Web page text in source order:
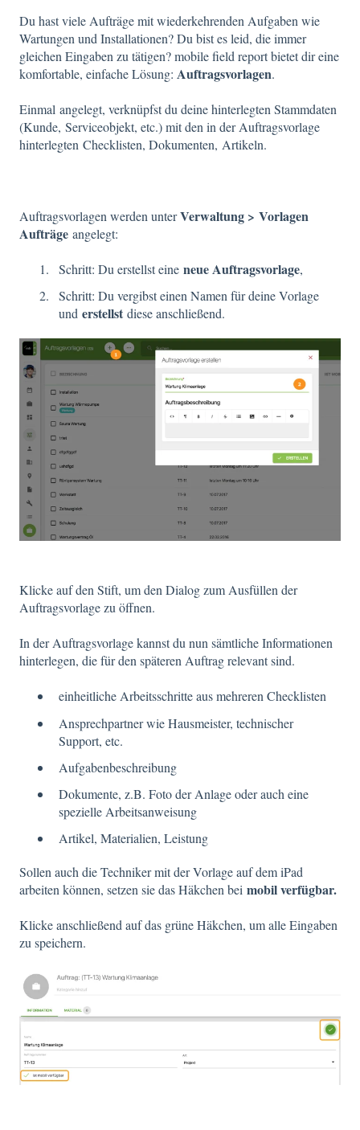
Du hast viele Aufträge mit wiederkehrenden Aufgaben wie
Wartungen und Installationen? Du bist es leid, die immer
gleichen Eingaben zu tätigen? mobile field report bietet dir eine
komfortable, einfache Lösung: Auftragsvorlagen.
Einmal angelegt, verknüpfst du deine hinterlegten Stammdaten
(Kunde, Serviceobjekt, etc.) mit den in der Auftragsvorlage
hinterlegten Checklisten, Dokumenten, Artikeln.
Auftragsvorlagen werden unterVerwaltung > Vorlagen
Aufträge angelegt:
Schritt: Du erstellst eine neue Auftragsvorlage,
Schritt: Du vergibst einen Namen für deine Vorlage
und erstellst diese anschließend.
Klicke auf den Stift, um den Dialog zum Ausfüllen der
Auftragsvorlage zu öffnen.
In der Auftragsvorlage kannst du nun sämtliche Informationen
hinterlegen, die für den späteren Auftrag relevant sind.
einheitliche Arbeitsschritte aus mehreren Checklisten
Ansprechpartner wie Hausmeister, technischer
Support, etc.
Aufgabenbeschreibung
Dokumente, z.B. Foto der Anlage oder auch eine
spezielle Arbeitsanweisung
Artikel, Materialien, Leistung
Sollen auch die Techniker mit der Vorlage auf dem iPad
arbeiten können, setzen sie das Häkchen bei mobil verfügbar.
Klicke anschließend auf das grüne Häkchen, um alle Eingaben
zu speichern.